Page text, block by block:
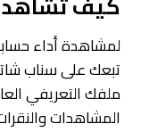
لمشاهدة أداء
تبعك على سناب
ملفك التعريفي
المشاهدات